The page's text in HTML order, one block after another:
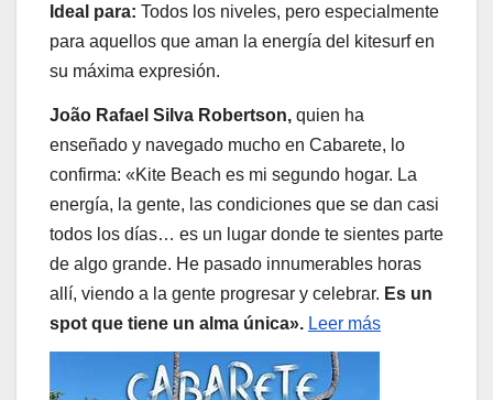
Ideal para: Todos los niveles, pero especialmente
para aquellos que aman la energía del kitesurf en
su máxima expresión.
João Rafael Silva Robertson, quien ha
enseñado y navegado mucho en Cabarete, lo
confirma: «Kite Beach es mi segundo hogar. La
energía, la gente, las condiciones que se dan casi
todos los días… es un lugar donde te sientes parte
de algo grande. He pasado innumerables horas
allí, viendo a la gente progresar y celebrar. Es un
spot que tiene un alma única». Leer más